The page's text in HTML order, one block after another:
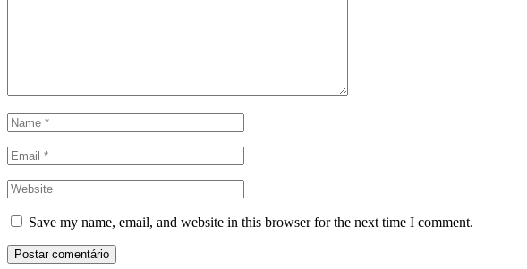
Save my name, email, and website in this browser for the next time I comment.